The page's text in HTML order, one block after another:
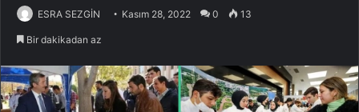
ESRA SEZGİN Kasım 28, 2022 0 13
Bir dakikadan az